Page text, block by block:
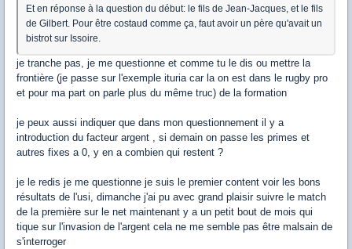
Et en réponse à la question du début: le fils de Jean-Jacques, et le fils
de Gilbert. Pour être costaud comme ça, faut avoir un père qu'avait un
bistrot sur Issoire.
je tranche pas, je me questionne et comme tu le dis ou mettre la
frontière (je passe sur l'exemple ituria car la on est dans le rugby pro
et pour ma part on parle plus du même truc) de la formation
je peux aussi indiquer que dans mon questionnement il y a
introduction du facteur argent , si demain on passe les primes et
autres fixes a 0, y en a combien qui restent ?
je le redis je me questionne je suis le premier content voir les bons
résultats de l'usi, dimanche j'ai pu avec grand plaisir suivre le match
de la première sur le net maintenant y a un petit bout de mois qui
tique sur l'invasion de l'argent cela ne me semble pas être malsain de
s'interroger